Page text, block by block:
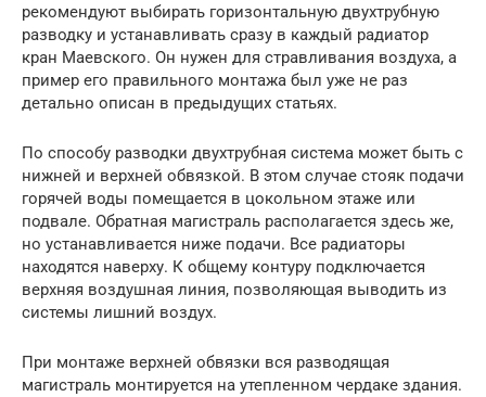
рекомендуют выбирать горизонтальную двухтрубную
разводку и устанавливать сразу в каждый радиатор
кран Маевского. Он нужен для стравливания воздуха, а
пример его правильного монтажа был уже не раз
детально описан в предыдущих статьях.
По способу разводки двухтрубная система может быть с
нижней и верхней обвязкой. В этом случае стояк подачи
горячей воды помещается в цокольном этаже или
подвале. Обратная магистраль располагается здесь же,
но устанавливается ниже подачи. Все радиаторы
находятся наверху. К общему контуру подключается
верхняя воздушная линия, позволяющая выводить из
системы лишний воздух.
При монтаже верхней обвязки вся разводящая
магистраль монтируется на утепленном чердаке здания.